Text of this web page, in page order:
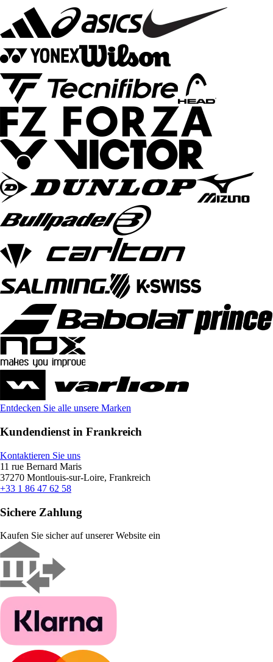
Entdecken Sie alle unsere Marken
Kundendienst in Frankreich
Kontaktieren Sie uns
11 rue Bernard Maris
37270 Montlouis-sur-Loire, Frankreich
+33 1 86 47 62 58
Sichere Zahlung
Kaufen Sie sicher auf unserer Website ein